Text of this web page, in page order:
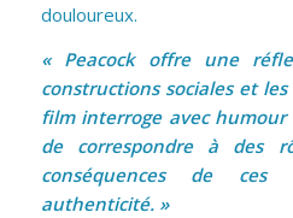
douloureux.
« Peacock offre une
constructions sociales et
film interroge avec
de correspondre à des
conséquences de
authenticité. »